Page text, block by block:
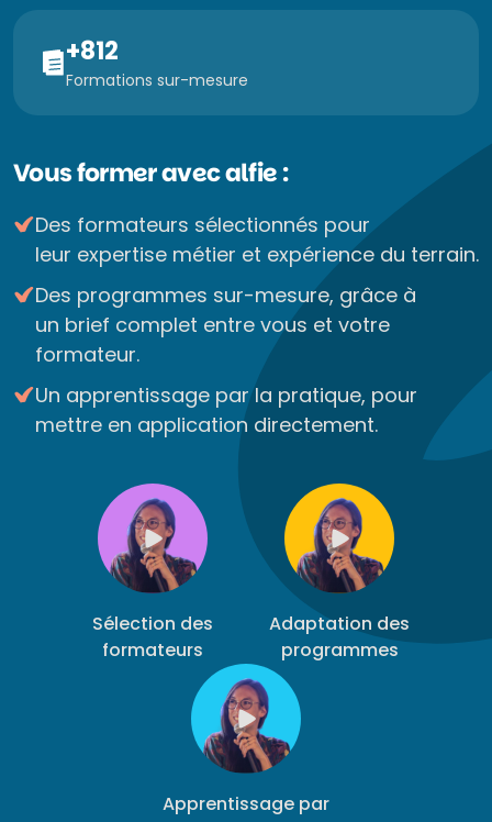
+812
Formations sur-mesure
Vous former avec alfie :
Des formateurs sélectionnés pour
leur expertise métier et expérience du terrain.
Des programmes sur-mesure, grâce à
un brief complet entre vous et votre
formateur.
Un apprentissage par la pratique, pour
mettre en application directement.
Sélection des
formateurs
Adaptation des
programmes
Apprentissage par